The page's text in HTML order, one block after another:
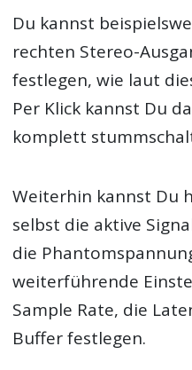
Du kannst
rechten Stereo-
festlegen, wie laut
Per Klick kannst Du
komplett
Weiterhin kannst Du
selbst die aktive
die
weiterführende
Sample Rate, die
Buffer festlegen.